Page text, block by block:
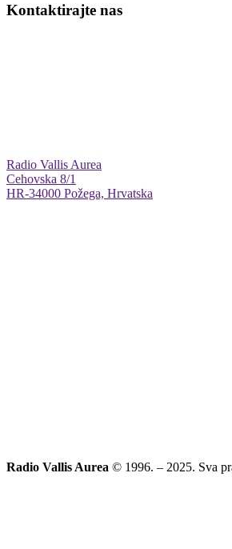
Kontaktirajte nas
Radio Vallis Aurea
Cehovska 8/1
HR-34000 Požega, Hrvatska
Radio Vallis Aurea © 1996. – 2025. Sva